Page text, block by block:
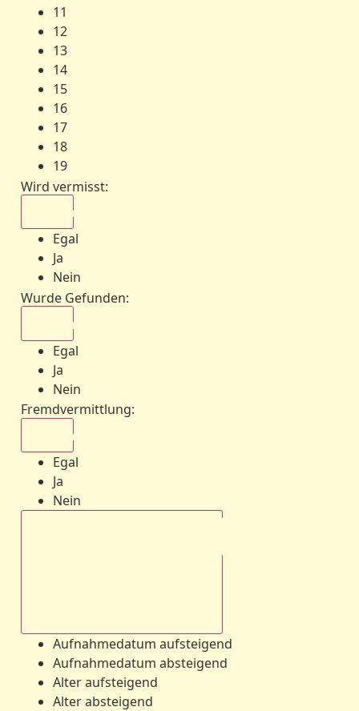
11
12
13
14
15
16
17
18
19
Wird vermisst:
Egal
Ja
Nein
Wurde Gefunden:
Egal
Ja
Nein
Fremdvermittlung:
Egal
Ja
Nein
Aufnahmedatum aufsteigend
Aufnahmedatum absteigend
Alter aufsteigend
Alter absteigend